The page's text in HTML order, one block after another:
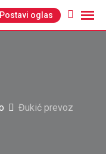
Postavi oglas
Đukić prevoz